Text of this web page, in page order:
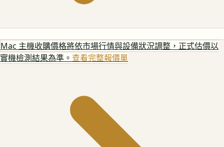
Mac 主機收購價格將依市場行情與設備狀況調整，正式估價以
實機檢測結果為準。 查看完整報價單